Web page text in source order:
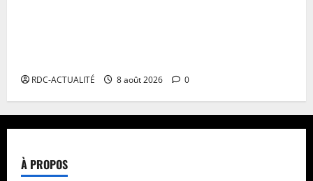
RDC-ACTUALITÉ 8 août 2026 0
À PROPOS